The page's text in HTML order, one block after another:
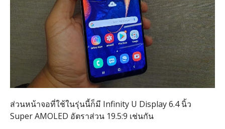
ส่วนหน้าจอที่ใช้ในรุ่นนี้ก็มี Infinity U Display 6.4 นิ้ว
Super AMOLED อัตราส่วน 19.5:9 เช่นกัน